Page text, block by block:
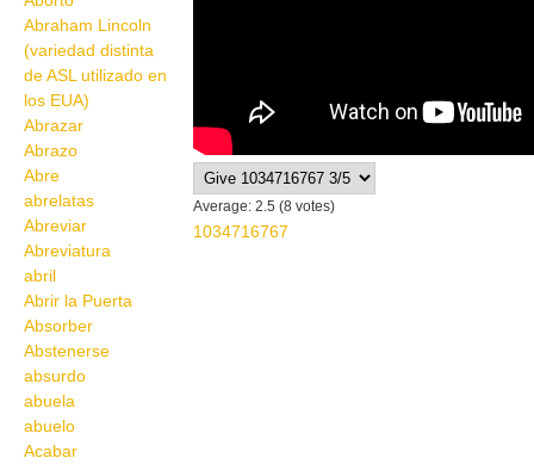
Abraham Lincoln
(variedad distinta
de ASL utilizado en
los EUA)
Abrazar
Abrazo
Abre
abrelatas
Abreviar
Abreviatura
abril
Abrir la Puerta
Absorber
Abstenerse
absurdo
abuela
abuelo
Acabar
Average: 2.5 (8votes)
1034716767